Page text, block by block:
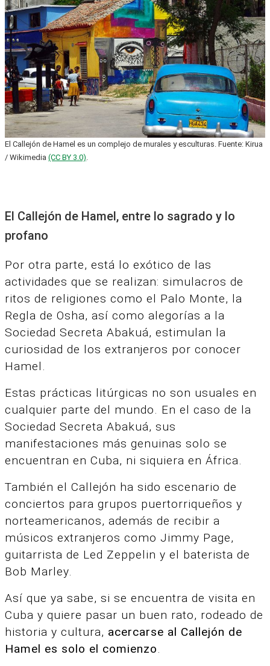
El Callejón de Hamel es un complejo de murales y esculturas. Fuente: Kirua
/ Wikimedia (CC BY 3.0).
El Callejón de Hamel, entre lo sagrado y lo
profano
Por otra parte, está lo exótico de las
actividades que se realizan: simulacros de
ritos de religiones como el Palo Monte, la
Regla de Osha, así como alegorías a la
Sociedad Secreta Abakuá, estimulan la
curiosidad de los extranjeros por conocer
Hamel.
Estas prácticas litúrgicas no son usuales en
cualquier parte del mundo. En el caso de la
Sociedad Secreta Abakuá, sus
manifestaciones más genuinas solo se
encuentran en Cuba, ni siquiera en África.
También el Callejón ha sido escenario de
conciertos para grupos puertorriqueños y
norteamericanos, además de recibir a
músicos extranjeros como Jimmy Page,
guitarrista de Led Zeppelin y el baterista de
Bob Marley.
Así que ya sabe, si se encuentra de visita en
Cuba y quiere pasar un buen rato, rodeado de
historia y cultura, acercarse al Callejón de
Hamel es solo el comienzo.